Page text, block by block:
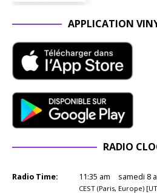
APPLICATION
RADIO
Radio Time: 11:35 am samedi 8
CEST (Paris, Europe)